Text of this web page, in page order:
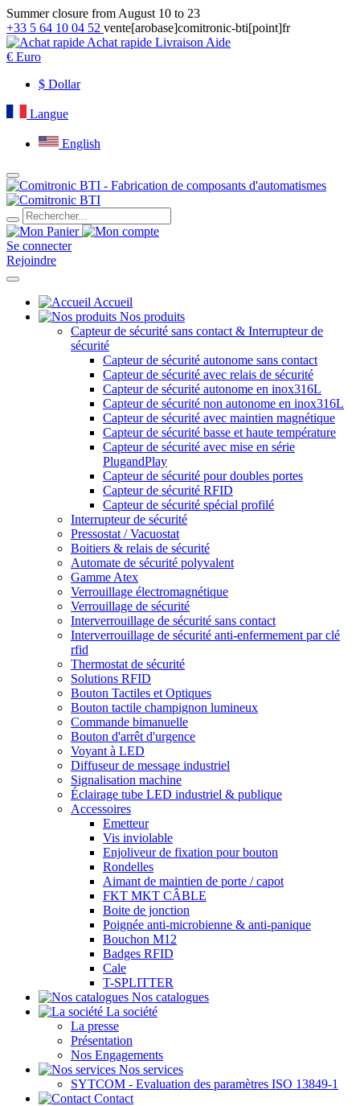
Summer closure from August 10 to 23
+33 5 64 10 04 52 vente[arobase]comitronic-bti[point]fr
Achat rapide Livraison Aide
€ Euro
$ Dollar
Langue
English
Se connecter
Rejoindre
Accueil
Nos produits
Capteur de sécurité sans contact & Interrupteur de
sécurité
Capteur de sécurité autonome sans contact
Capteur de sécurité avec relais de sécurité
Capteur de sécurité autonome en inox316L
Capteur de sécurité non autonome en inox316L
Capteur de sécurité avec maintien magnétique
Capteur de sécurité basse et haute température
Capteur de sécurité avec mise en série
PlugandPlay
Capteur de sécurité pour doubles portes
Capteur de sécurité RFID
Capteur de sécurité spécial profilé
Interrupteur de sécurité
Pressostat / Vacuostat
Boitiers & relais de sécurité
Automate de sécurité polyvalent
Gamme Atex
Verrouillage électromagnétique
Verrouillage de sécurité
Interverrouillage de sécurité sans contact
Interverrouillage de sécurité anti-enfermement par clé
rfid
Thermostat de sécurité
Solutions RFID
Bouton Tactiles et Optiques
Bouton tactile champignon lumineux
Commande bimanuelle
Bouton d'arrêt d'urgence
Voyant à LED
Diffuseur de message industriel
Signalisation machine
Éclairage tube LED industriel & publique
Accessoires
Emetteur
Vis inviolable
Enjoliveur de fixation pour bouton
Rondelles
Aimant de maintien de porte / capot
FKT MKT CÂBLE
Boite de jonction
Poignée anti-microbienne & anti-panique
Bouchon M12
Badges RFID
Cale
T-SPLITTER
Nos catalogues
La société
La presse
Présentation
Nos Engagements
Nos services
SYTCOM - Evaluation des paramètres ISO 13849-1
Contact